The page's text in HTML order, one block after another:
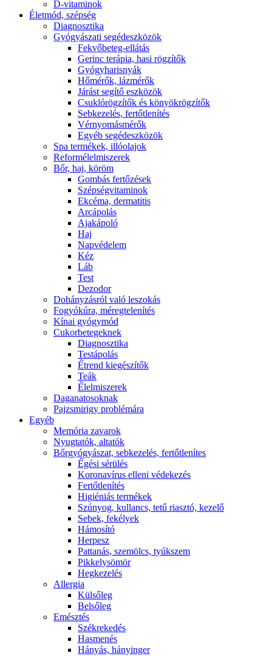
D-vitaminok
Életmód, szépség
Diagnosztika
Gyógyászati segédeszközök
Fekvőbeteg-ellátás
Gerinc terápia, hasi rögzítők
Gyógyharisnyák
Hőmérők, lázmérők
Járást segítő eszközök
Csuklórögzítők és könyökrögzítők
Sebkezelés, fertőtlenítés
Vérnyomásmérők
Egyéb segédeszközök
Spa termékek, illóolajok
Reformélelmiszerek
Bőr, haj, köröm
Gombás fertőzések
Szépségvitaminok
Ekcéma, dermatitis
Arcápolás
Ajakápoló
Haj
Napvédelem
Kéz
Láb
Test
Dezodor
Dohányzásról való leszokás
Fogyókúra, méregtelenítés
Kínai gyógymód
Cukorbetegeknek
Diagnosztika
Testápolás
É́trend kiegészítők
Teák
É́lelmiszerek
Daganatosoknak
Pajzsmirigy problémára
Egyéb
Memória zavarok
Nyugtatók, altatók
Bőrgyógyászat, sebkezelés, fertőtlenítes
É́gési sérülés
Koronavírus elleni védekezés
Fertőtlenítés
Higiéniás termékek
Szúnyog, kullancs, tetű riasztó, kezelő
Sebek, fekélyek
Hámosító
Herpesz
Pattanás, szemölcs, tyúkszem
Pikkelysömör
Hegkezelés
Allergia
Külsőleg
Belsőleg
Emésztés
Székrekedés
Hasmenés
Hányás, hányinger